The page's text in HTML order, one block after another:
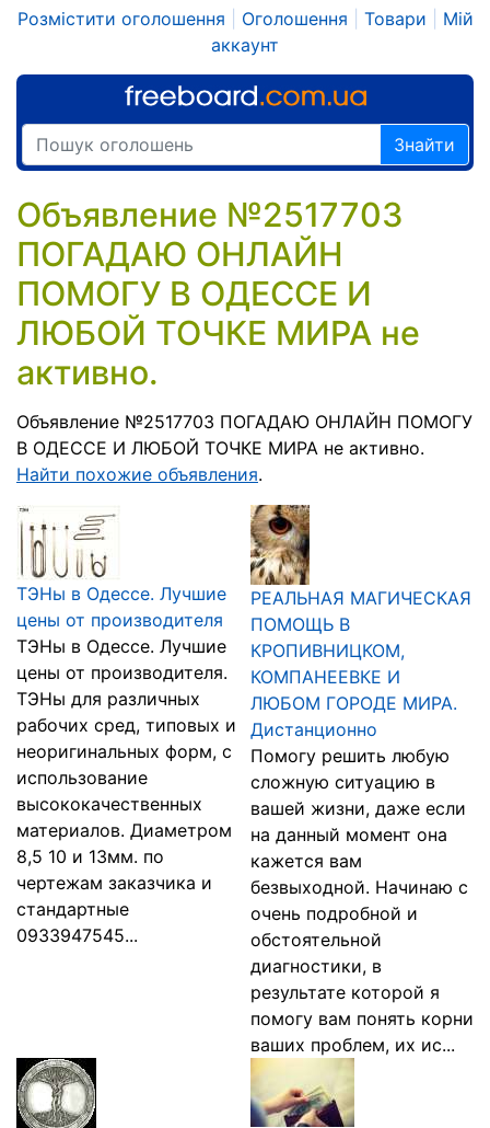
Розмістити оголошення Оголошення Товари
Мій
аккаунт
Знайти
Объявление №2517703
ПОГАДАЮ ОНЛАЙН
ПОМОГУ В ОДЕССЕ И
ЛЮБОЙ ТОЧКЕ МИРА не
активно.
Объявление №2517703 ПОГАДАЮ ОНЛАЙН ПОМОГУ
В ОДЕССЕ И ЛЮБОЙ ТОЧКЕ МИРА не активно.
Найти похожие объявления.
ТЭНы в Одессе. Лучшие
цены от производителя
ТЭНы в Одессе. Лучшие
цены от производителя.
ТЭНы для различных
рабочих сред, типовых и
неоригинальных форм, с
использование
высококачественных
материалов. Диаметром
8,5 10 и 13мм. по
чертежам заказчика и
стандартные
0933947545...
РЕАЛЬНАЯ МАГИЧЕСКАЯ
ПОМОЩЬ В
КРОПИВНИЦКОМ,
КОМПАНЕЕВКЕ И
ЛЮБОМ ГОРОДЕ МИРА.
Дистанционно
Помогу решить любую
сложную ситуацию в
вашей жизни, даже если
на данный момент она
кажется вам
безвыходной. Начинаю с
очень подробной и
обстоятельной
диагностики, в
результате которой я
помогу вам понять корни
ваших проблем, их ис...